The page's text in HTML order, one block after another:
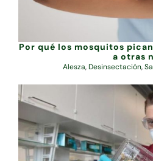
Por qué los mosquitos
a otras
Alesza,Desinsectación,